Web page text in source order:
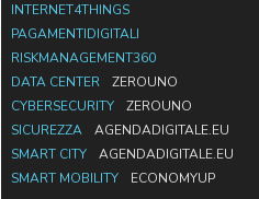
INTERNET4THINGS
PAGAMENTIDIGITALI
RISKMANAGEMENT360
DATA CENTER
ZEROUNO
CYBERSECURITY
ZEROUNO
SICUREZZA
AGENDADIGITALE.EU
SMART CITY
AGENDADIGITALE.EU
SMART MOBILITY
ECONOMYUP